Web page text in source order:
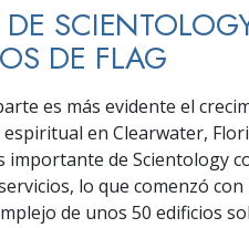
DE
DE FLAG
es más evidente el
espiritual en Clearwater,
importante de Scientology
lo que comenzó
de unos 50 edificios